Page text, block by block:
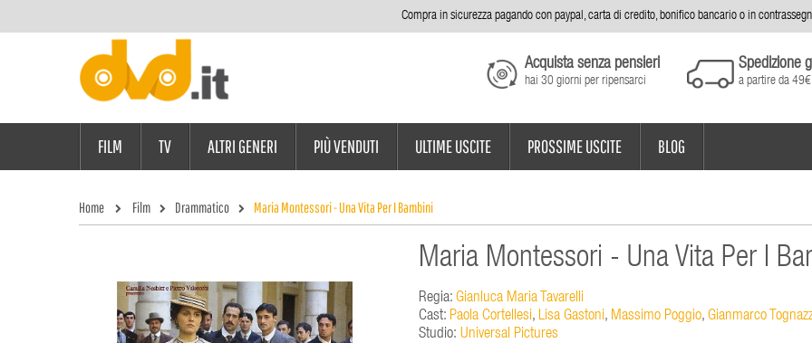
Compra in sicurezza pagando con paypal, carta di credito, bonifico bancario o in
Acquista senza pensieri
hai 30 giorni per ripensarci
Spedizione
a partire da 49€
FILM TV ALTRI GENERI PIÙ VENDUTI ULTIME USCITE PROSSIME USCITE BLOG
Home Film Drammatico Maria Montessori - Una Vita Per I Bambini
Maria Montessori - Una Vita Per I
Regia: Gianluca Maria Tavarelli
Cast: Paola Cortellesi, Lisa Gastoni, Massimo Poggio, Gianmarco
Studio: Universal Pictures